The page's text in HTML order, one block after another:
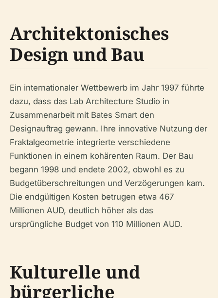
Architektonisches
Design und Bau
Ein internationaler Wettbewerb im Jahr 1997 führte
dazu, dass das Lab Architecture Studio in
Zusammenarbeit mit Bates Smart den
Designauftrag gewann. Ihre innovative Nutzung der
Fraktalgeometrie integrierte verschiedene
Funktionen in einem kohärenten Raum. Der Bau
begann 1998 und endete 2002, obwohl es zu
Budgetüberschreitungen und Verzögerungen kam.
Die endgültigen Kosten betrugen etwa 467
Millionen AUD, deutlich höher als das
ursprüngliche Budget von 110 Millionen AUD.
Kulturelle und
bürgerliche